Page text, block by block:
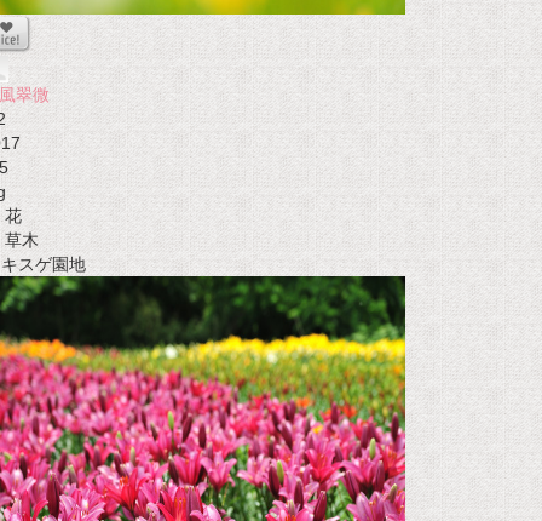
翠微
5
花
草木
スゲ園地